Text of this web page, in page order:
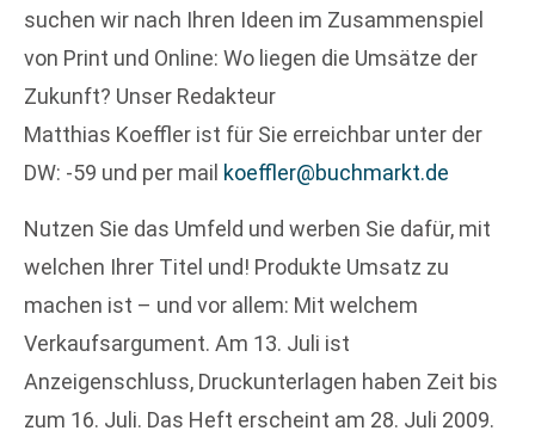
suchen wir nach Ihren Ideen im Zusammenspiel
von Print und Online: Wo liegen die Umsätze der
Zukunft? Unser Redakteur
Matthias Koeffler ist für Sie erreichbar unter der
DW: -59 und per mail koeffler@buchmarkt.de
Nutzen Sie das Umfeld und werben Sie dafür, mit
welchen Ihrer Titel und! Produkte Umsatz zu
machen ist – und vor allem: Mit welchem
Verkaufsargument. Am 13. Juli ist
Anzeigenschluss, Druckunterlagen haben Zeit bis
zum 16. Juli. Das Heft erscheint am 28. Juli 2009.